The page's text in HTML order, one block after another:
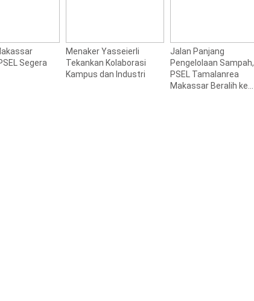
Segera
Menaker Yasseierli
Tekankan Kolaborasi
Kampus dan Industri
Jalan Panjang
Pengelolaan Sampah,
PSEL Tamalanrea
Makassar Beralih ke